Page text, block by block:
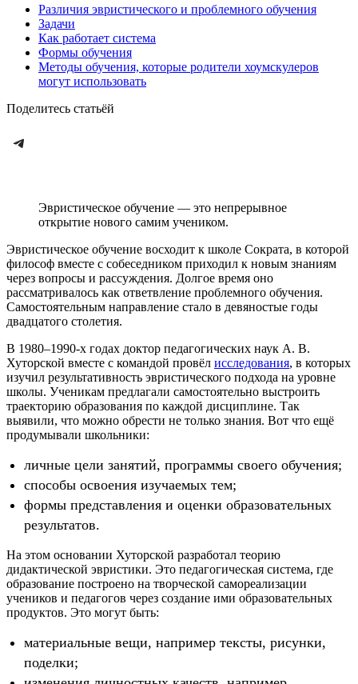
Различия эвристического и проблемного обучения
Задачи
Как работает система
Формы обучения
Методы обучения, которые родители хоумскулеров
могут использовать
Поделитесь статьёй
Эвристическое обучение — это непрерывное
открытие нового самим учеником.
Эвристическое обучение восходит к школе Сократа, в которой
философ вместе с собеседником приходил к новым знаниям
через вопросы и рассуждения. Долгое время оно
рассматривалось как ответвление проблемного обучения.
Самостоятельным направление стало в девяностые годы
двадцатого столетия.
В 1980–1990-х годах доктор педагогических наук А. В.
Хуторской вместе с командой провёл исследования, в которых
изучил результативность эвристического подхода на уровне
школы. Ученикам предлагали самостоятельно выстроить
траекторию образования по каждой дисциплине. Так
выявили, что можно обрести не только знания. Вот что ещё
продумывали школьники:
личные цели занятий, программы своего обучения;
способы освоения изучаемых тем;
формы представления и оценки образовательных
результатов.
На этом основании Хуторской разработал теорию
дидактической эвристики. Это педагогическая система, где
образование построено на творческой самореализации
учеников и педагогов через создание ими образовательных
продуктов. Это могут быть:
материальные вещи, например тексты, рисунки,
поделки;